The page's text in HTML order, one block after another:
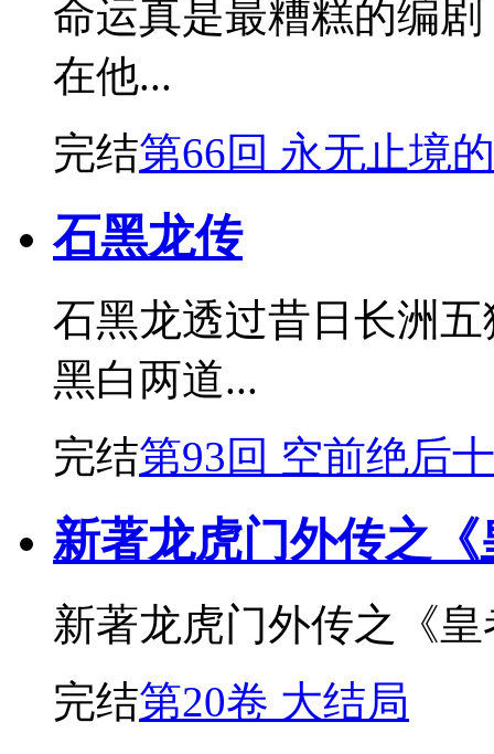
命运真是最糟糕的编
在他...
完结第66回 永无止境
石黑龙传
石黑龙透过昔日长洲
黑白两道...
完结第93回 空前绝后
新著龙虎门外传之
新著龙虎门外传之《
完结第20卷 大结局